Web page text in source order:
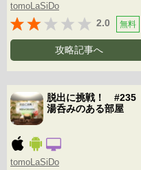
tomoLaSiDo
2.0 無料
攻略記事へ
脱出に挑戦！ #235
湯呑みのある部屋
tomoLaSiDo